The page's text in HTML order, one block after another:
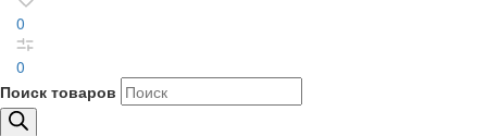
0
0
Поиск товаров